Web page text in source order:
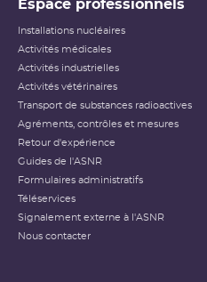
Espace professionnels
Installations nucléaires
Activités médicales
Activités industrielles
Activités vétérinaires
Transport de substances radioactives
Agréments, contrôles et mesures
Retour d'expérience
Guides de l'ASNR
Formulaires administratifs
Téléservices
Signalement externe à l'ASNR
Nous contacter